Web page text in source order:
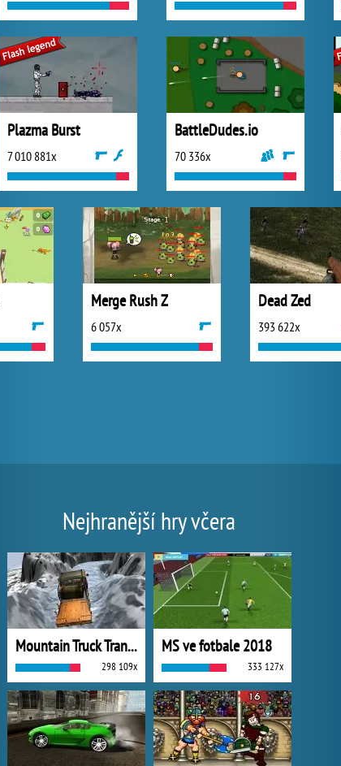
Plazma Burst
7 010 881x
BattleDudes.io
70 336x
Merge Rush Z
6 057x
Dead Zed
393 622x
Nejhranější hry včera
Mountain Truck Transport
298 109x
MS ve fotbale 2018
333 127x